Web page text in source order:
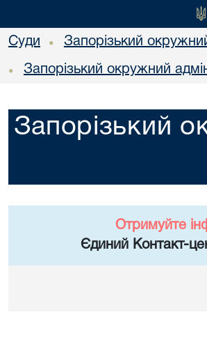
Суди • Запорізький
• Запорізький окружний
Запорізький
Отримуйте
Єдиний Контакт-